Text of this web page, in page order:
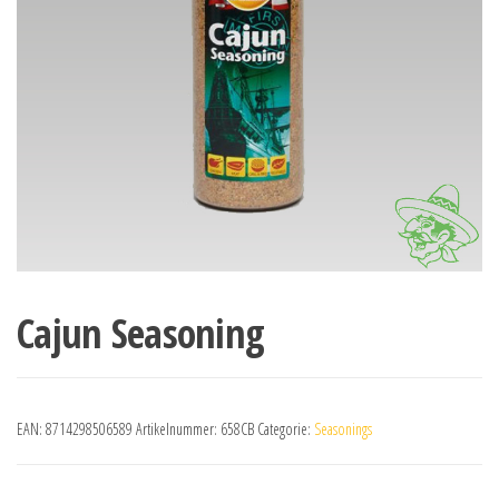
Cajun Seasoning
EAN: 8714298506589 Artikelnummer: 658CB Categorie: Seasonings